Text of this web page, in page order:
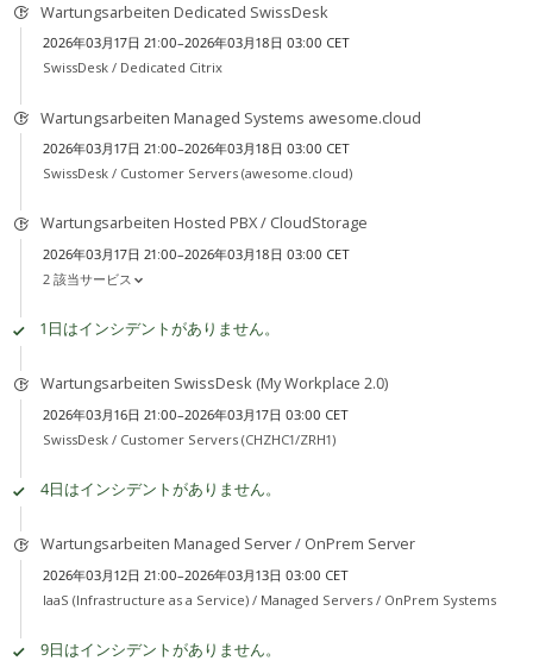
Wartungsarbeiten Dedicated SwissDesk
2026年03月17日 21:00–2026年03月18日 03:00 CET
SwissDesk / Dedicated Citrix
Wartungsarbeiten Managed Systems awesome.cloud
2026年03月17日 21:00–2026年03月18日 03:00 CET
SwissDesk / Customer Servers (awesome.cloud)
Wartungsarbeiten Hosted PBX / CloudStorage
2026年03月17日 21:00–2026年03月18日 03:00 CET
2 該当サービス
1日はインシデントがありません。
Wartungsarbeiten SwissDesk (My Workplace 2.0)
2026年03月16日 21:00–2026年03月17日 03:00 CET
SwissDesk / Customer Servers (CHZHC1/ZRH1)
4日はインシデントがありません。
Wartungsarbeiten Managed Server / OnPrem Server
2026年03月12日 21:00–2026年03月13日 03:00 CET
IaaS (Infrastructure as a Service) / Managed Servers / OnPrem Systems
9日はインシデントがありません。